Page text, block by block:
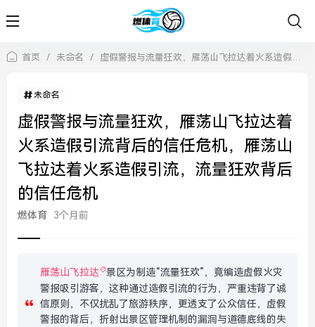
首页 / 未命名 / 虚假警报与流量狂欢，雁荡山飞拉达着火系造假引流背后的信任危机，雁荡山飞拉达着火系造假引流，流量狂欢背后的信任危机
未命名
虚假警报与流量狂欢，雁荡山飞拉达着
火系造假引流背后的信任危机，雁荡山
飞拉达着火系造假引流，流量狂欢背后
的信任危机
燃体育 3个月前
雁荡山飞拉达
景区为制造“流量狂欢”，竟编造虚假火灾
警报吸引游客，这种通过造假引流的行为，严重违背了诚
信原则，不仅扰乱了旅游秩序，更透支了公众信任，虚假
警报的背后，折射出景区管理机制的漏洞与道德底线的失